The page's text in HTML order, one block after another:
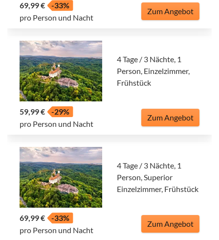
69,99 €
-33%
pro Person und Nacht
Zum Angebot
4 Tage / 3 Nächte, 1
Person, Einzelzimmer,
Frühstück
59,99 €
-29%
pro Person und Nacht
Zum Angebot
4 Tage / 3 Nächte, 1
Person, Superior
Einzelzimmer, Frühstück
69,99 €
-33%
pro Person und Nacht
Zum Angebot